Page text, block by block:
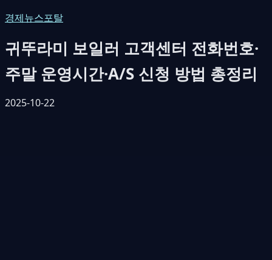
경제뉴스포탈
귀뚜라미 보일러 고객센터 전화번호·
주말 운영시간·A/S 신청 방법 총정리
2025-10-22